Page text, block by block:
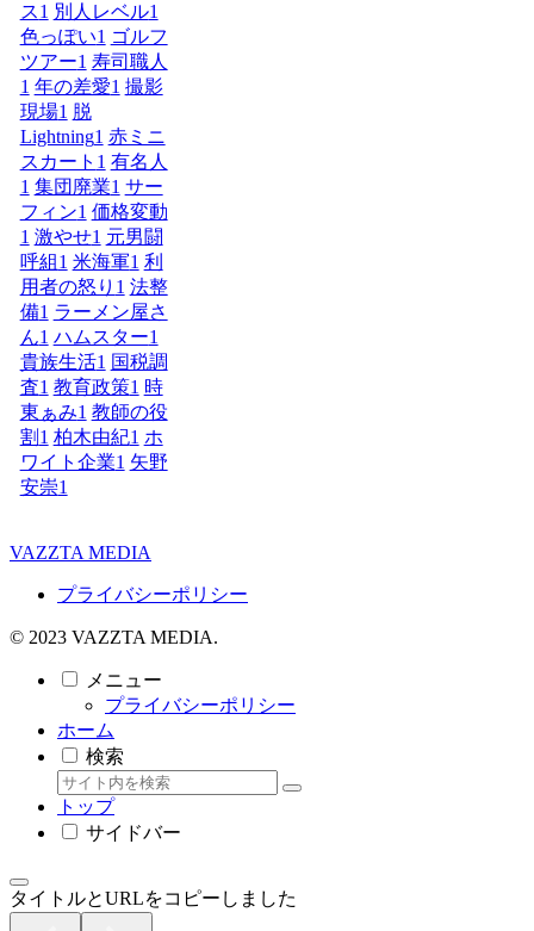
ス1 別人レベル1
色っぽい1 ゴルフ
ツアー1 寿司職人
1 年の差愛1 撮影
現場1 脱
Lightning1 赤ミニ
スカート 1 有名人
1 集団廃業1 サー
フィン1 価格変動
1 激やせ1 元男闘
呼組1 米海軍1 利
用者の怒り 1 法整
備1 ラーメン屋さ
ん1 ハムスター1
貴族生活1 国税調
査1 教育政策1 時
東ぁみ1 教師の役
割 1 柏木由紀1 ホ
ワイト企業1 矢野
安崇1
VAZZTA MEDIA
プライバシーポリシー
© 2023 VAZZTA MEDIA.
メニュー
プライバシーポリシー
ホーム
検索
トップ
サイドバー
タイトルとURLをコピーしました